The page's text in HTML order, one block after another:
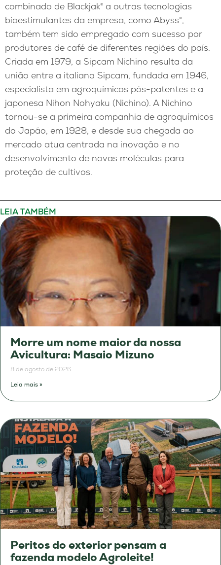
combinado de Blackjak® a outras tecnologias
bioestimulantes da empresa, como Abyss®,
também tem sido empregado com sucesso por
produtores de café de diferentes regiões do país.
Criada em 1979, a Sipcam Nichino resulta da
união entre a italiana Sipcam, fundada em 1946,
especialista em agroquímicos pós-patentes e a
japonesa Nihon Nohyaku (Nichino). A Nichino
tornou-se a primeira companhia de agroquímicos
do Japão, em 1928, e desde sua chegada ao
mercado atua centrada na inovação e no
desenvolvimento de novas moléculas para
proteção de cultivos.
LEIA TAMBÉM
Morre um nome maior da nossa
Avicultura: Masaio Mizuno
8 de agosto de 2026
Leia mais »
Peritos do exterior pensam a
fazenda modelo Agroleite!